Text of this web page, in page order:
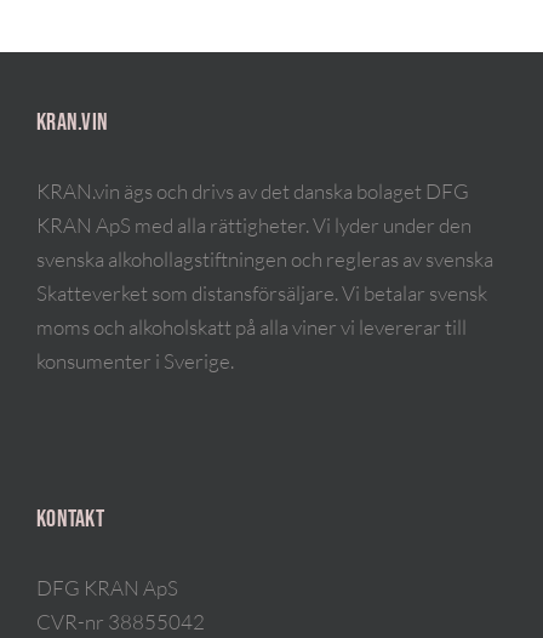
KRAN.VIN
KRAN.vin ägs och drivs av det danska bolaget DFG
KRAN ApS med alla rättigheter. Vi lyder under den
svenska alkohollagstiftningen och regleras av svenska
Skatteverket som distansförsäljare. Vi betalar svensk
moms och alkoholskatt på alla viner vi levererar till
konsumenter i Sverige.
KONTAKT
DFG KRAN ApS
CVR-nr 38855042